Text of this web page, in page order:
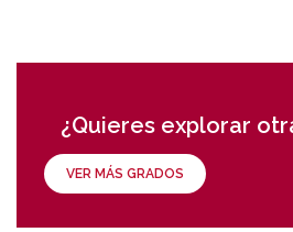
¿Quieres explorar
VER MÁS GRADOS